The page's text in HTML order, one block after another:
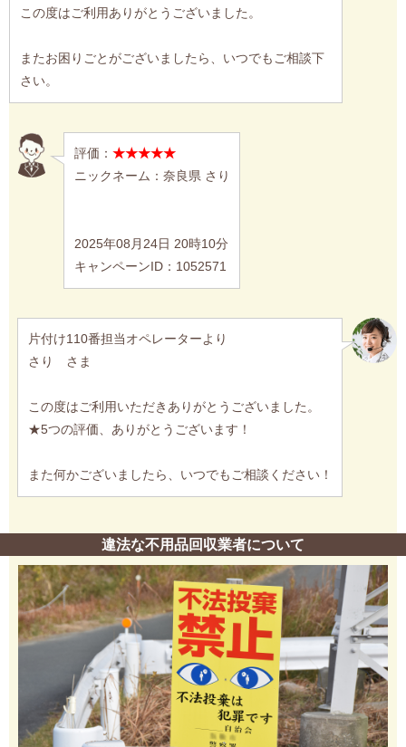
この度はご利用ありがとうございました。
またお困りごとがございましたら、いつでもご相談下
さい。
評価： ★★★★★
ニックネーム：奈良県 さり
2025年08月24日 20時10分
キャンペーンID：1052571
片付け110番担当オペレーターより
さり さま
この度はご利用いただきありがとうございました。
★5つの評価、ありがとうございます！
また何かございましたら、いつでもご相談ください！
違法な不用品回収業者について